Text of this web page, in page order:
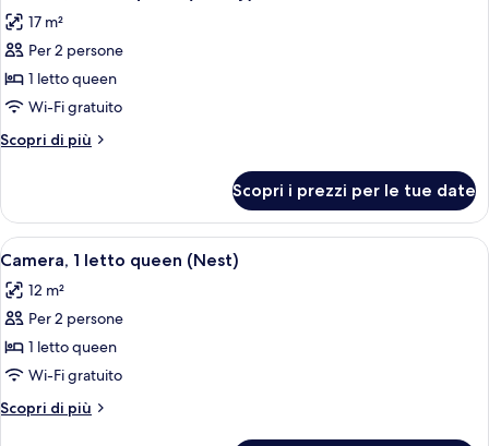
le
foto
per
Camera,
1
letto
(Lovely)
17 m²
Per 2 persone
1 letto queen
Wi-Fi gratuito
Scopri di più
Altri
1
letto
queen
Scopri i prezzi per le tue date
Apri
tutte
le
foto
per
Camera,
1
letto
Biancheria da letto di alta qualità,
4
Camera, 1 letto queen (Nest)
12 m²
Per 2 persone
1 letto queen
Wi-Fi gratuito
Scopri di più
Altri